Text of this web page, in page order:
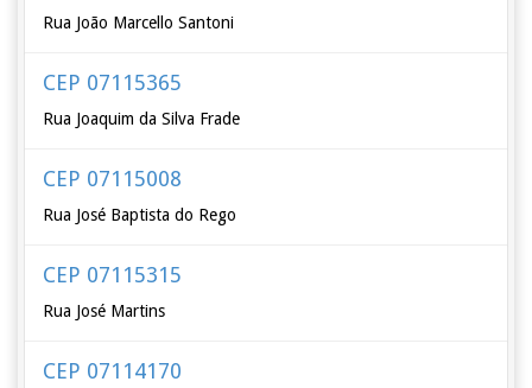
Rua João Marcello Santoni
CEP 07115365
Rua Joaquim da Silva Frade
CEP 07115008
Rua José Baptista do Rego
CEP 07115315
Rua José Martins
CEP 07114170